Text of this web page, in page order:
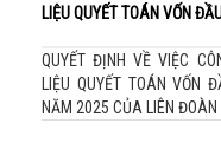
LIỆU QUYẾT TOÁN VỐN
QUYẾT ĐỊNH VỀ VIỆC
LIỆU QUYẾT TOÁN VỐN
NĂM 2025 CỦA LIÊN